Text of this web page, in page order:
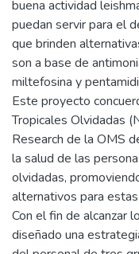
buena actividad
puedan servir para el
que brinden
son a base de
miltefosina y
Este proyecto
Tropicales Olvidadas
Research de la OMS
la salud de las
olvidadas,
alternativos para
Con el fin de alcanzar
diseñado una